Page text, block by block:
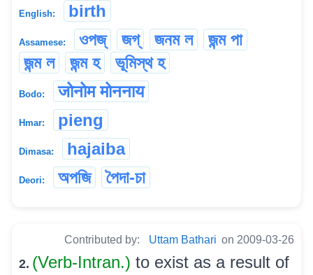
English: birth
Assamese: ওপজ্ জগ্ জনম ল
জন্ম পা
জন্ম ল
জন্ম হ ভূমিস্থ হ
Bodo: जोनोम मोननाय
Hmar: pieng
Dimasa: hajaiba
Deori: অপজি পৈদা-চা
Contributed by: Uttam Bathari on 2009-03-26
2. (Verb-Intran.) to exist as a result of